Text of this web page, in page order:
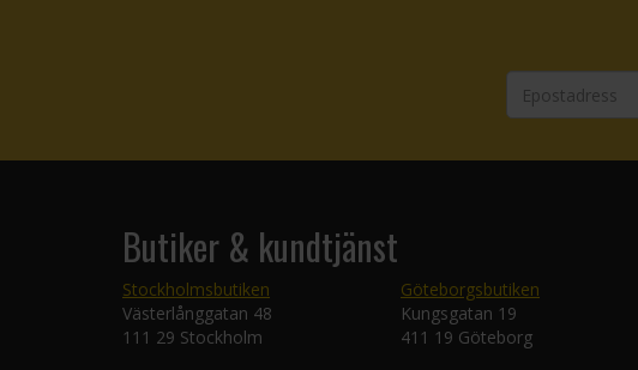
Butiker & kundtjänst
Stockholmsbutiken
Västerlånggatan 48
111 29 Stockholm
Göteborgsbutiken
Kungsgatan 19
411 19 Göteborg